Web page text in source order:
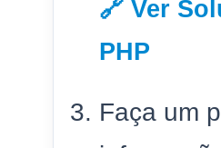
🔗 Ver
PHP
Faça um